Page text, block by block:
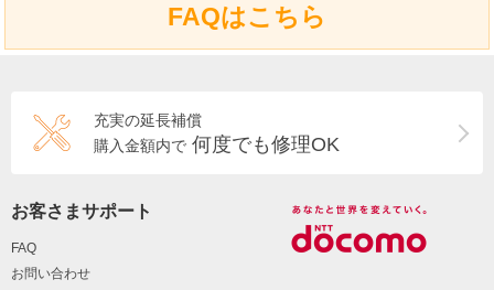
FAQはこちら
充実の延長補償
購入金額内で 何度でも修理OK
お客さまサポート
FAQ
お問い合わせ